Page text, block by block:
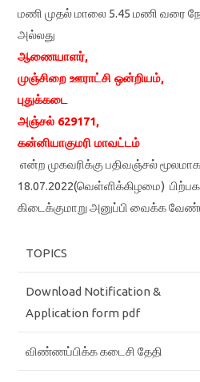
மணி முதல்‌மாலை 5.45 மணி வரை
அல்லது
ஆணையாளர்‌,
முஞ்சிறை ஊராட்சி ஒன்றியம்‌,
புதுக்கடை
அஞ்சல்‌ 629171,
கன்னியாகுமரி மாவட்டம்‌
என்ற முகவரிக்கு பதிவஞ்சல்‌
18.07.2022(வெள்ளிக்கிழமை)
கிடைக்குமாறு அனுப்பி வைக்க
TOPICS
Download Notification &
Application form pdf
விண்ணப்பிக்க கடைசி தேதி